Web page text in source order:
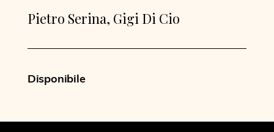
Pietro Serina, Gigi Di Cio
Disponibile